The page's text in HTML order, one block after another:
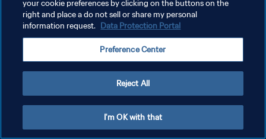
NUTZUNGSBEDINGUNGEN
COOKIE-EINSTELLUNGEN VERWALTEN
your cookie preferences by clicking on the buttons on the
right and place a do not sell or share my personal
information request. Data Protection Portal
Preference Center
Reject All
I'm OK with that